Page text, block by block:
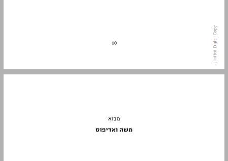
מבוא: משה ואדיפוס ... 11